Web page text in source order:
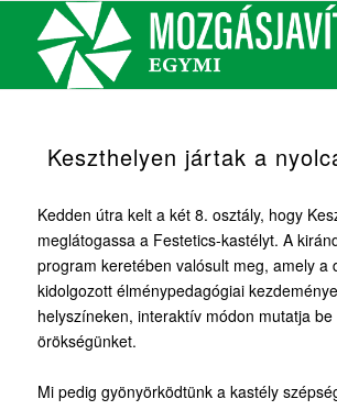
Keszthelyen jártak a
Kedden útra kelt a két 8. osztály, hogy
meglátogassa a Festetics-kastélyt. A
program keretében valósult meg, amely a
kidolgozott élménypedagógiai
helyszíneken, interaktív módon mutatja be
örökségünket.
Mi pedig gyönyörködtünk a kastély